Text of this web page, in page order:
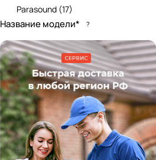
Parasound (17)
Название модели* ?